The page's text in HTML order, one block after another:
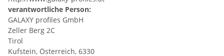
verantwortliche Person:
GALAXY profiles GmbH
Zeller Berg 2C
Tirol
Kufstein, Österreich, 6330